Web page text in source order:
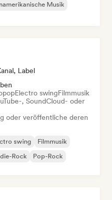
Musik
Label
Electro swingFilmmusik
, SoundCloud- oder
oder veröffentliche deren
swing
Filmmusik
Rock Pop-Rock